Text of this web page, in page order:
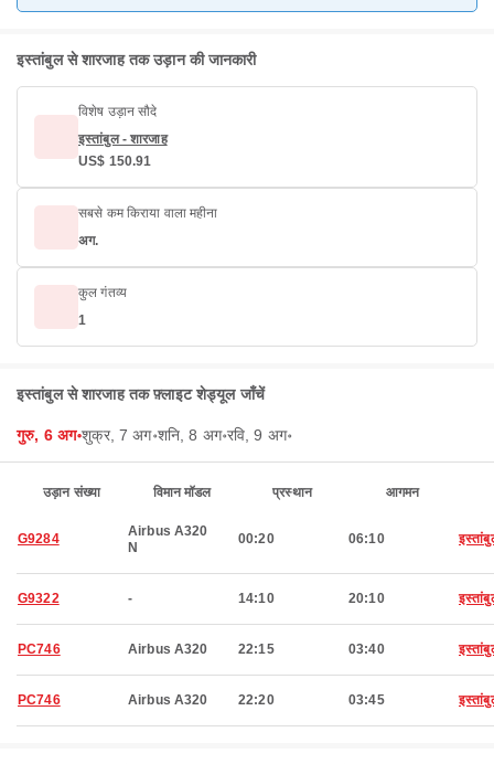
इस्तांबुल से शारजाह तक उड़ान की जानकारी
विशेष उड़ान सौदे
इस्तांबुल - शारजाह
US$ 150.91
सबसे कम किराया वाला महीना
अग.
कुल गंतव्य
1
इस्तांबुल से शारजाह तक फ़्लाइट शेड्यूल जाँचें
गुरु, 6 अग॰शुक्र, 7 अग॰शनि, 8 अग॰रवि, 9 अग॰
उड़ान संख्या विमान मॉडल प्रस्थान आगमन
G9284
Airbus A320
N
00:20 06:10
G9322 - 14:10 20:10
PC746 Airbus A320 22:15 03:40
PC746 Airbus A320 22:20 03:45